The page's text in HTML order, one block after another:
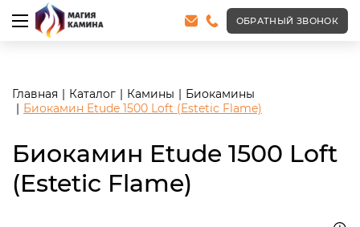
<meta name="robots" content="noindex, follow"/>
ОБРАТНЫЙ ЗВОНОК
Главная Каталог Камины
Биокамины
Биокамин Etude 1500 Loft (Estetic Flame)
Биокамин Etude 1500 Loft
(Estetic Flame)